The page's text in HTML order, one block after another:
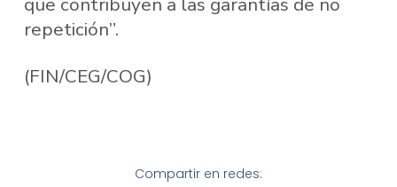
repetición”.
(FIN/CEG/COG)
Compartir en redes: